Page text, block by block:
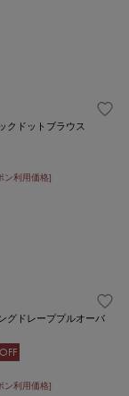
クドットブラウス
ン利用価格]
グドレーププルオーバ
ン利用価格]